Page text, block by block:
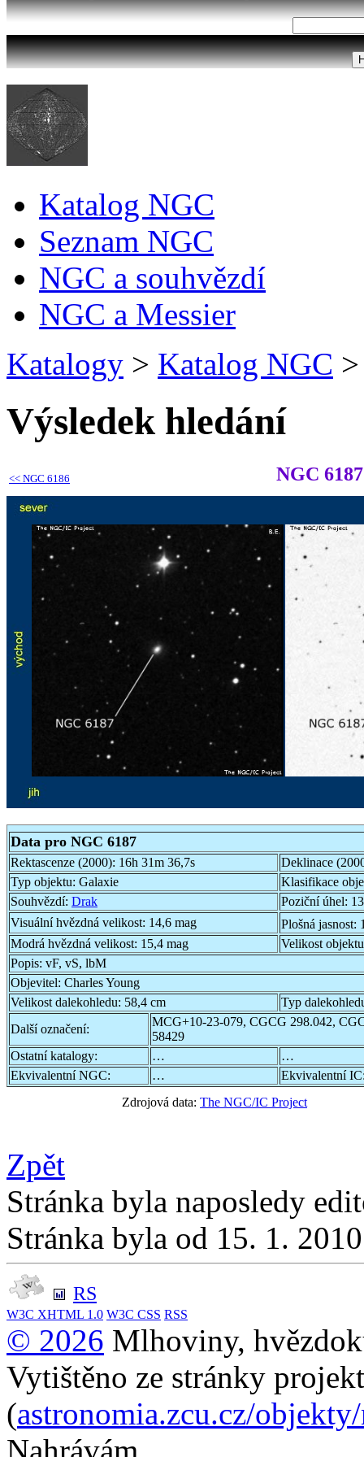
Katalog NGC
Seznam NGC
NGC a souhvězdí
NGC a Messier
Katalogy > Katalog NGC >
Výsledek hledání
<< NGC 6186 NGC 6187
Data pro NGC 6187
Rektascenze (2000): 16h 31m 36,7s
Deklinace
Typ objektu: Galaxie
Klasifikace
Souhvězdí: Drak Poziční úhel:
Visuální hvězdná velikost: 14,6 mag Plošná jasnost:
Modrá hvězdná velikost: 15,4 mag
Velikost
Popis: vF, vS, lbM
Objevitel: Charles Young
Velikost dalekohledu: 58,4 cm
Typ
Další označení:
MCG+10-23-079, CGCG 298.042,
58429
Ostatní katalogy:
…
…
Ekvivalentní NGC:
…
Ekvivalentní
Zdrojová data: The NGC/IC Project
Zpět
Stránka byla naposledy
Stránka byla od 15. 1.
RS
W3C XHTML 1.0 W3C CSS RSS
© 2026 Mlhoviny,
Vytištěno ze stránky
(astronomia.zcu.cz/
Nahrávám...